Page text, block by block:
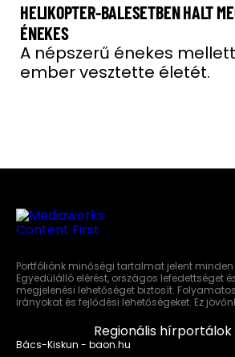
HELIKOPTER-BALESETBEN HALT
ÉNEKES
A népszerű énekes
ember vesztette életét.
Portfóliónk minőségi tartalmat jelent
Egyedülálló elérést, országos lefedettséget
megjelenési lehetőséget biztosít.
irányokat és fejlődési lehetőségeket. Ez
Regionális hírportálok
Bács-Kiskun - baon.hu